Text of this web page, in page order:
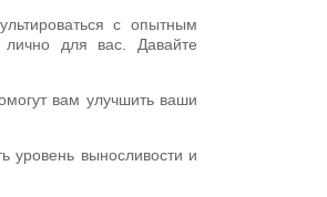
с опытным
для вас. Давайте
вам улучшить ваши
уровень выносливости и